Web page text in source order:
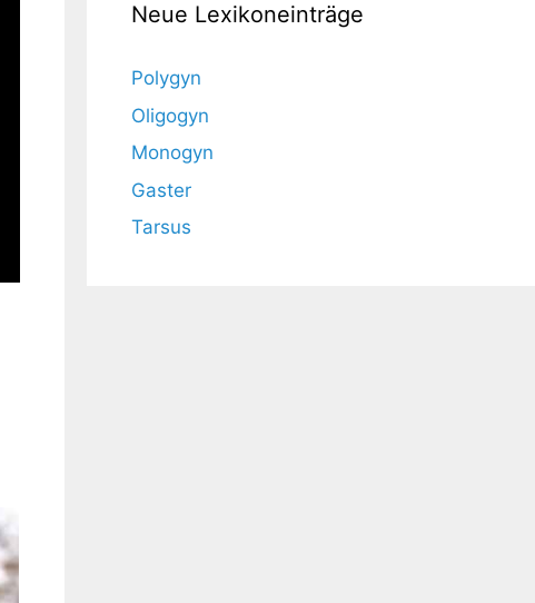
Neue Lexikoneinträge
Polygyn
Oligogyn
Monogyn
Gaster
Tarsus